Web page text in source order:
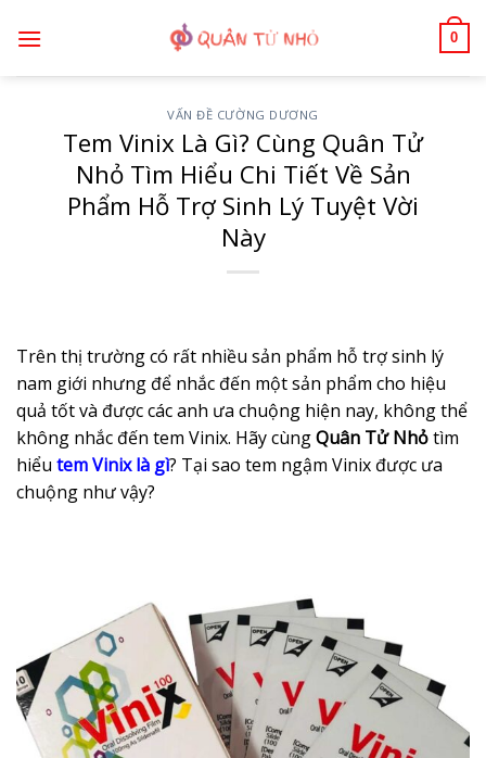
qua
0
VẤN ĐỀ CƯỜNG DƯƠNG
Tem Vinix Là Gì? Cùng Quân Tử
Nhỏ Tìm Hiểu Chi Tiết Về Sản
Phẩm Hỗ Trợ Sinh Lý Tuyệt Vời
Này
Trên thị trường có rất nhiều sản phẩm hỗ trợ sinh lý
nam giới nhưng để nhắc đến một sản phẩm cho hiệu
quả tốt và được các anh ưa chuộng hiện nay, không thể
không nhắc đến tem Vinix. Hãy cùngQuân Tử Nhỏtìm
hiểu tem Vinix là gì? Tại sao tem ngậm Vinix được ưa
chuộng như vậy?